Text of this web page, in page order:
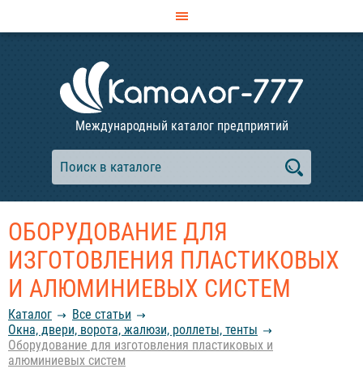
Международный каталог предприятий
ОБОРУДОВАНИЕ ДЛЯ
ИЗГОТОВЛЕНИЯ ПЛАСТИКОВЫХ
И АЛЮМИНИЕВЫХ СИСТЕМ
Каталог
Все статьи
Окна, двери, ворота, жалюзи, роллеты, тенты
Оборудование для изготовления пластиковых и
алюминиевых систем